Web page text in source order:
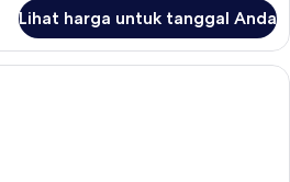
Lihat harga untuk tanggal Anda
Brankas, meja kerja, kedap suara,